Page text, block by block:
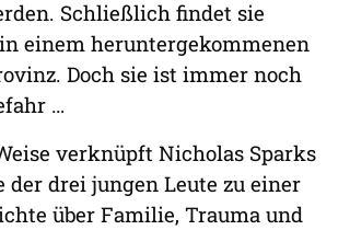
Schließlich findet sie
einem heruntergekommenen
Doch sie ist immer noch
…
verknüpft Nicholas Sparks
der drei jungen Leute zu einer
über Familie, Trauma und